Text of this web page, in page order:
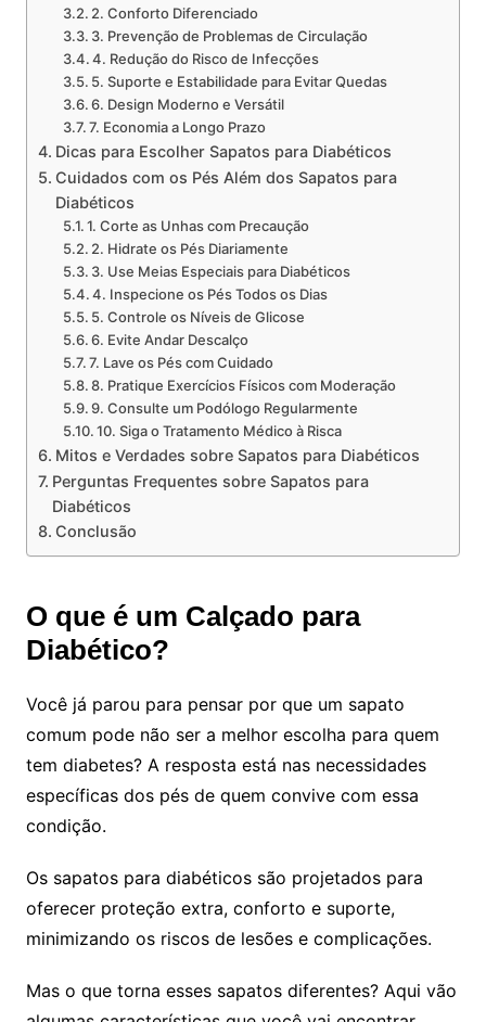
2. Conforto Diferenciado
3. Prevenção de Problemas de Circulação
4. Redução do Risco de Infecções
5. Suporte e Estabilidade para Evitar Quedas
6. Design Moderno e Versátil
7. Economia a Longo Prazo
Dicas para Escolher Sapatos para Diabéticos
Cuidados com os Pés Além dos Sapatos para
Diabéticos
1. Corte as Unhas com Precaução
2. Hidrate os Pés Diariamente
3. Use Meias Especiais para Diabéticos
4. Inspecione os Pés Todos os Dias
5. Controle os Níveis de Glicose
6. Evite Andar Descalço
7. Lave os Pés com Cuidado
8. Pratique Exercícios Físicos com Moderação
9. Consulte um Podólogo Regularmente
10. Siga o Tratamento Médico à Risca
Mitos e Verdades sobre Sapatos para Diabéticos
Perguntas Frequentes sobre Sapatos para
Diabéticos
Conclusão
O que é um Calçado para
Diabético?
Você já parou para pensar por que um sapato
comum pode não ser a melhor escolha para quem
tem diabetes? A resposta está nas necessidades
específicas dos pés de quem convive com essa
condição.
Os sapatos para diabéticos são projetados para
oferecer proteção extra, conforto e suporte,
minimizando os riscos de lesões e complicações.
Mas o que torna esses sapatos diferentes? Aqui vão